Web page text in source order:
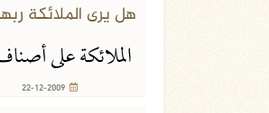
هل يرى الملائكة
الملائكة على
22-12-2009